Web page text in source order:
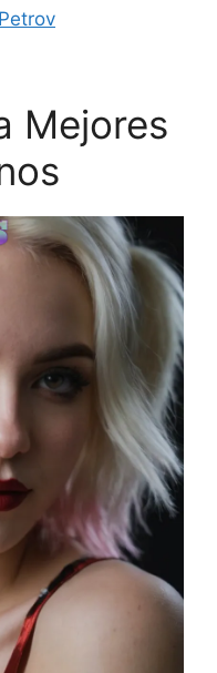
Mejores